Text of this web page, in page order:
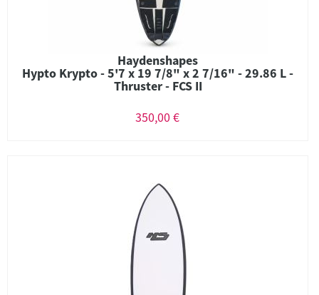
Haydenshapes
Hypto Krypto - 5'7 x 19 7/8" x 2 7/16" - 29.86 L -
Thruster - FCS II
350,00 €